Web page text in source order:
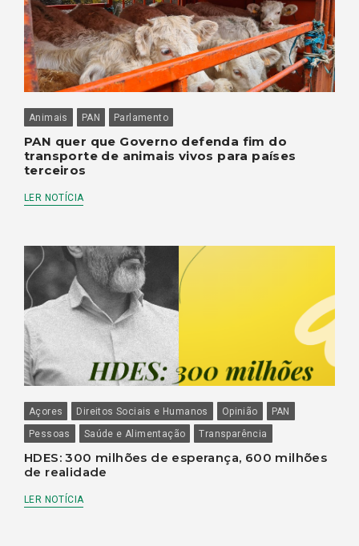
Animais PAN Parlamento
PAN quer que Governo defenda fim do
transporte de animais vivos para países
terceiros
LER NOTÍCIA
Açores Direitos Sociais e Humanos Opinião
PAN
Pessoas
Saúde e Alimentação Transparência
HDES: 300 milhões de esperança, 600 milhões
de realidade
LER NOTÍCIA